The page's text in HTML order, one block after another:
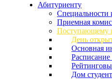
Абитуриенту
Специальности
Приемная
Поступающему
День
Основная
Дом